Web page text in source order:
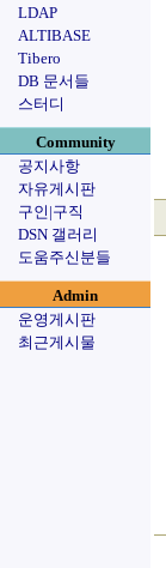
LDAP
ALTIBASE
Tibero
DB 문서들
스터디
Community
공지사항
자유게시판
구인|구직
DSN 갤러리
도움주신분들
Admin
운영게시판
최근게시물